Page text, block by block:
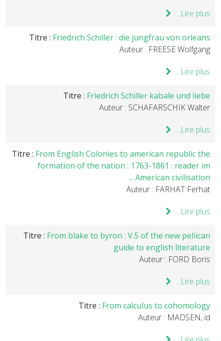
Lire plus...
Titre : Friedrich Schiller : die jungfrau von orleans
Auteur : FREESE Wolfgang
Lire plus...
Titre : Friedrich Schiller kabale und liebe
Auteur : SCHAFARSCHIK Walter
Lire plus...
Titre : From English Colonies to american republic the
formation of the nation : 1763-1861 : reader im
American civilisation ...
Auteur : FARHAT Ferhat
Lire plus...
Titre : From blake to byron : V.5 of the new peliican
guide to english literature
Auteur : FORD Boris
Lire plus...
Titre : From calculus to cohomology
Auteur : MADSEN, id.